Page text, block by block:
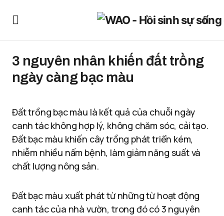
3 nguyên nhân khiến đất trồng
ngày càng bạc màu
Đất trồng bạc màu là kết quả của chuỗi ngày
canh tác không hợp lý, không chăm sóc, cải tạo.
Đất bạc màu khiến cây trồng phát triển kém,
nhiễm nhiều nấm bệnh, làm giảm năng suất và
chất lượng nông sản.
Đất bạc màu xuất phát từ những từ hoạt động
canh tác của nhà vườn, trong đó có 3 nguyên